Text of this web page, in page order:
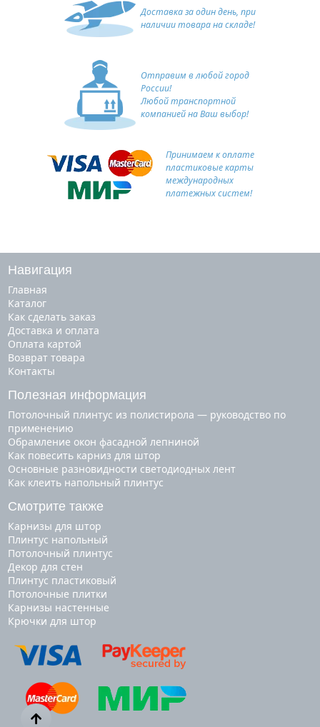
Доставка за один день, при
наличии товара на складе!
Отправим в любой город
России!
Любой транспортной
компанией на Ваш выбор!
Принимаем к оплате
пластиковые карты
международных
платежных систем!
Навигация
Главная
Каталог
Как сделать заказ
Доставка и оплата
Оплата картой
Возврат товара
Контакты
Полезная информация
Потолочный плинтус из полистирола — руководство по
применению
Обрамление окон фасадной лепниной
Как повесить карниз для штор
Основные разновидности светодиодных лент
Как клеить напольный плинтус
Смотрите также
карнизы для штор
плинтус напольный
потолочный плинтус
декор для стен
плинтус пластиковый
потолочные плитки
карнизы настенные
крючки для штор